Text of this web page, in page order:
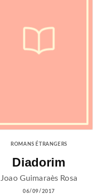
ROMANS ÉTRANGERS
Diadorim
Joao Guimaraès Rosa
06/09/2017